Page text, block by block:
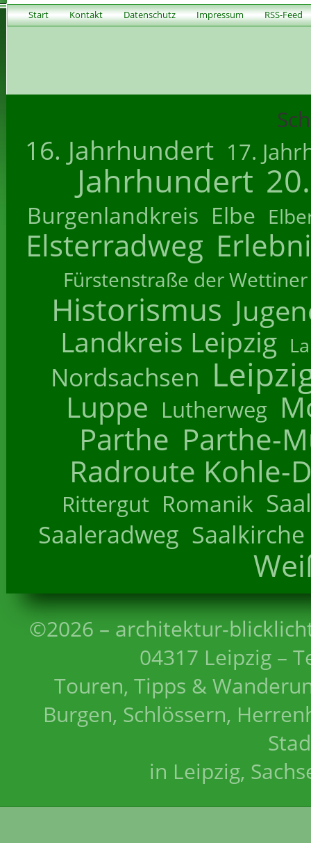
Start Kontakt Datenschutz Impressum RSS-Feed
16. Jahrhundert 17.
Jahrhundert
Burgenlandkreis Elbe
Elsterradweg
Fürstenstraße der Wettiner
Historismus
Landkreis Leipzig
Nordsachsen
Luppe Lutherweg
Parthe Parthe-
Radroute Kohle-
Rittergut Romanik
Saaleradweg Saalkirche
©2026 – architektur-
04317 Leipzig –
Touren, Tipps &
Burgen, Schlössern,
in Leipzig,